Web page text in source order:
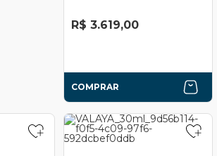
R$ 3.619,00
COMPRAR